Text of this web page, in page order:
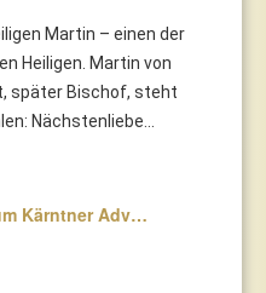
Martin – einen der
Heiligen. Martin von
später Bischof, steht
Nächstenliebe...
Kärntner Adv…